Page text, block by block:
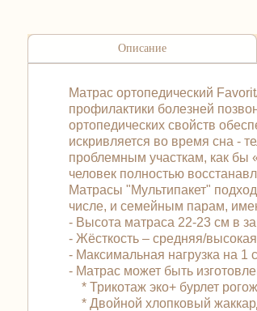
Описание
Матрас ортопедический
профилактики болезней
ортопедических свойств
искривляется во время сна -
проблемным участкам, как бы
человек полностью
Матрасы "Мультипакет"
числе, и семейным парам,
- Высота матраса 22-23 см в
- Жёсткость – средняя/
- Максимальная нагрузка на 1
- Матрас может быть
* Трикотаж эко+ бурлет
* Двойной хлопковый